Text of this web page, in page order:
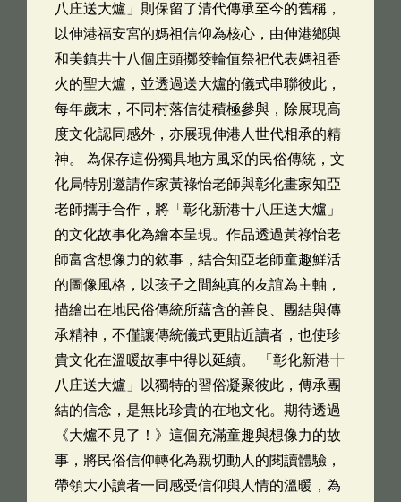
八庄送大爐」則保留了清代傳承至今的舊稱，
以伸港福安宮的媽祖信仰為核心，由伸港鄉與
和美鎮共十八個庄頭擲筊輪值祭祀代表媽祖香
火的聖大爐，並透過送大爐的儀式串聯彼此，
每年歲末，不同村落信徒積極參與，除展現高
度文化認同感外，亦展現伸港人世代相承的精
神。 為保存這份獨具地方風采的民俗傳統，文
化局特別邀請作家黃祿怡老師與彰化畫家知亞
老師攜手合作，將「彰化新港十八庄送大爐」
的文化故事化為繪本呈現。作品透過黃祿怡老
師富含想像力的敘事，結合知亞老師童趣鮮活
的圖像風格，以孩子之間純真的友誼為主軸，
描繪出在地民俗傳統所蘊含的善良、團結與傳
承精神，不僅讓傳統儀式更貼近讀者，也使珍
貴文化在溫暖故事中得以延續。 「彰化新港十
八庄送大爐」以獨特的習俗凝聚彼此，傳承團
結的信念，是無比珍貴的在地文化。期待透過
《大爐不見了！》這個充滿童趣與想像力的故
事，將民俗信仰轉化為親切動人的閱讀體驗，
帶領大小讀者一同感受信仰與人情的溫暖，為